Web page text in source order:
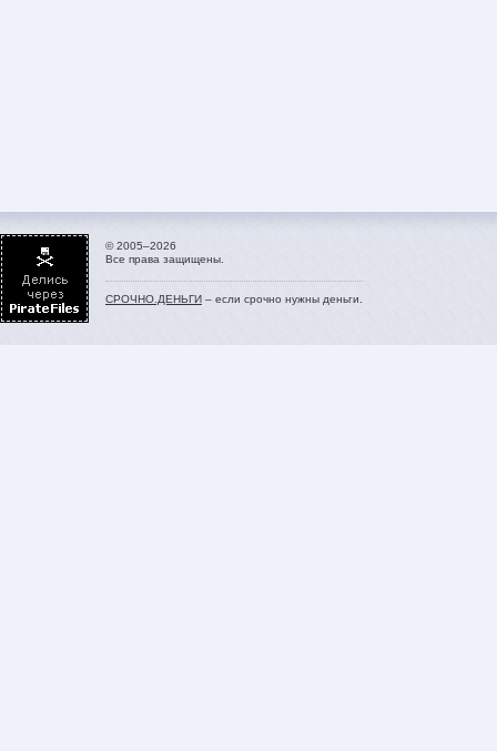
© 2005–2026
Все права защищены.
СРОЧНО.ДЕНЬГИ – если срочно нужны деньги.